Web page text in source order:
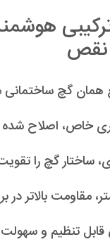
همان گچ
خاص، اصلاح
ساختار گچ را
مقاومت بالاتر در
تنظیم و سهولت